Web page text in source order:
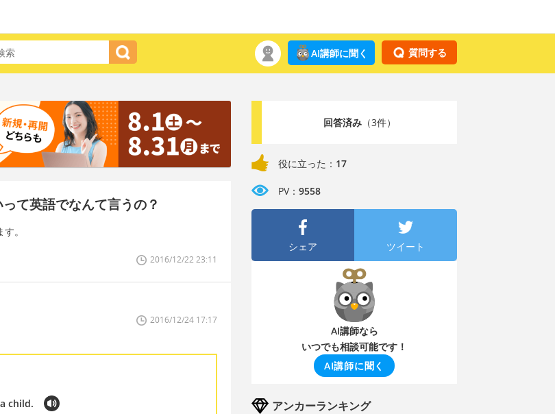
質問する
AI講師に聞く
て英語でなんて言うの？
。
2016/12/22 23:11
2016/12/24 17:17
child.
回答済み（3件）
役に立った： 17
PV： 9558
シェア ツイート
AI講師なら
いつでも相談可能です！
AI講師に聞く
アンカーランキング